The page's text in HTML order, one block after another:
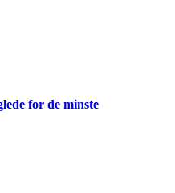
for de minste